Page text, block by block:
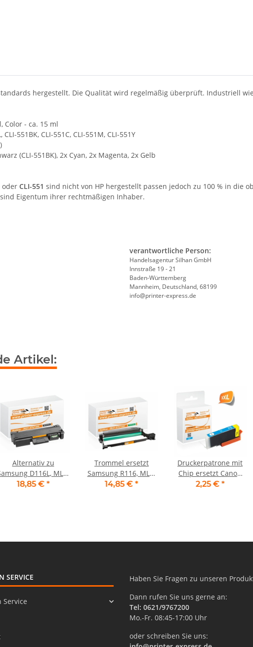
hergestellt. Die Qualität wird regelmäßig überprüft. Industriell
Color - ca. 15 ml
CLI-551BK, CLI-551C, CLI-551M, CLI-551Y
(CLI-551BK), 2x Cyan, 2x Magenta, 2x Gelb
oder CLI-551 sind nicht von HP hergestellt passen jedoch zu 100 % in die
Eigentum ihrer rechtmäßigen Inhaber.
verantwortliche Person:
Handelsagentur Silhan GmbH
Innstraße 19 - 21
Baden-Württemberg
Mannheim, Deutschland, 68199
info@printer-express.de
Artikel:
Alternativ zu
D116L, MLT-
D116L/ELS Toner
18,85 € *
Trommel ersetzt
Samsung R116, MLT-
R116L/ELS für
14,85 € *
Druckerpatrone mit
Chip ersetzt Canon
CLI-551C, CLI551 cyan
2,25 € *
SERVICE
Service
Haben Sie Fragen zu unseren
Dann rufen Sie uns gerne an:
Tel: 0621/9767200
Mo.-Fr. 08:45-17:00 Uhr
oder schreiben Sie uns: